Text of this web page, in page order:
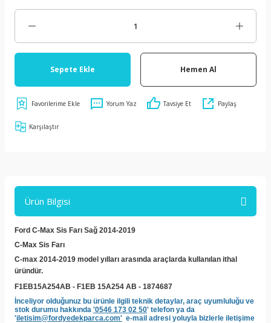
Sepete Ekle Hemen Al
Yorum Yaz Tavsiye Et Paylaş
Karşılaştır
Ürün Bilgisi
Ford C-Max Sis Farı Sağ 2014-2019
C-Max Sis Farı
C-max 2014-2019 model yılları arasında araçlarda kullanılan ithal
üründür.
F1EB15A254AB - F1EB 15A254 AB - 1874687
İnceliyor olduğunuz bu ürünle ilgili teknik detaylar, araç uyumluluğu ve
stok durumu hakkında '0546 173 02 50' telefon ya da
'iletisim@fordyedekparca.com' e-mail adresi yoluyla bizlerle iletişime